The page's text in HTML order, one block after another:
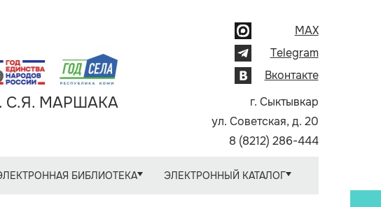
С.Я. МАРШАКА
MAX
Telegram
Вконтакте
г. Сыктывкар
ул. Советская, д. 20
8 (8212) 286-444
БИБЛИОТЕКА ЭЛЕКТРОННЫЙ КАТАЛОГ